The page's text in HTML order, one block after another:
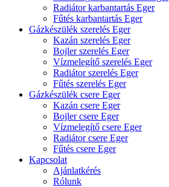
Radiátor karbantartás Eger
Fűtés karbantartás Eger
Gázkészülék szerelés Eger
Kazán szerelés Eger
Bojler szerelés Eger
Vízmelegítő szerelés Eger
Radiátor szerelés Eger
Fűtés szerelés Eger
Gázkészülék csere Eger
Kazán csere Eger
Bojler csere Eger
Vízmelegítő csere Eger
Radiátor csere Eger
Fűtés csere Eger
Kapcsolat
Ajánlatkérés
Rólunk